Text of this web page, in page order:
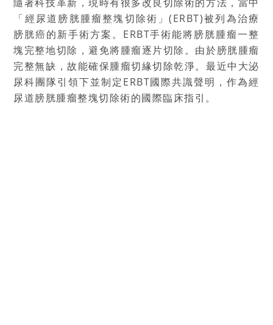
「經尿道膀胱腫瘤整塊切除術」(ERBT)被列為治療
膀胱癌的新手術方案。ERBT手術能將膀胱腫瘤一整
塊完整地切除，避免將腫瘤逐片切除。由於膀胱腫瘤
完整無缺，故能確保腫瘤切緣切除乾淨。最近中大泌
尿科團隊引領下並制定ERBT國際共識聲明，作為經
尿道膀胱腫瘤整塊切除術的國際臨床指引。